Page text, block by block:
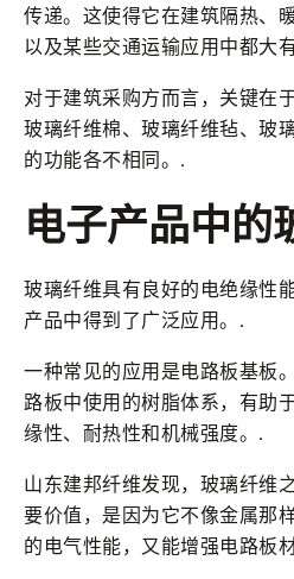
传递。这使得它在建筑隔热、
以及某些交通运输应用中都大
对于建筑采购方而言，关键在
玻璃纤维棉、玻璃纤维毡、玻
的功能各不相同。.
电子产品中的
玻璃纤维具有良好的电绝缘性
产品中得到了广泛应用。.
一种常见的应用是电路板基板
路板中使用的树脂体系，有助
缘性、耐热性和机械强度。.
山东建邦纤维发现，玻璃纤维
要价值，是因为它不像金属那
的电气性能，又能增强电路板